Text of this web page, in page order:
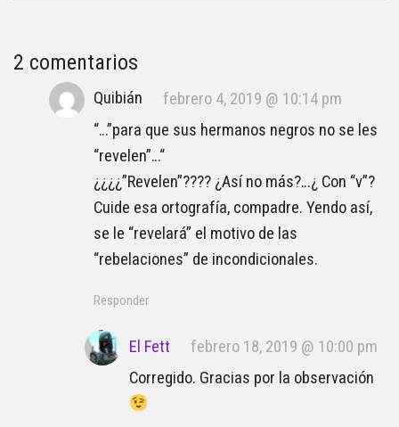
2 comentarios
Quibián
febrero 4, 2019 @ 10:14 pm
“…”para que sus hermanos negros no se les
“revelen”…“
¿¿¿¿”Revelen”???? ¿Así no más?…¿ Con “v”?
Cuide esa ortografía, compadre. Yendo así,
se le “revelará” el motivo de las
“rebelaciones” de incondicionales.
Responder
El Fett
febrero 18, 2019 @ 10:00 pm
Corregido. Gracias por la observación